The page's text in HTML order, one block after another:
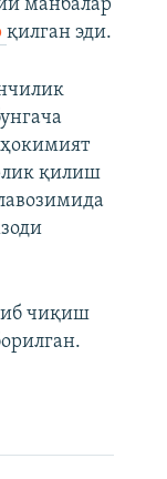
манбалар
қилган эди.
қилиш
чиқиш